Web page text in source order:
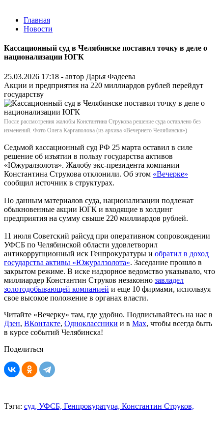
Главная
Новости
Кассационный суд в Челябинске поставил точку в деле о
национализации ЮГК
25.03.2026 17:18 - автор Дарья Фадеева
Акции и предприятия на 220 миллиардов рублей перейдут
государству
После рассмотрения жалобы Константина Струкова решение суда оставлено без
изменений. Фото Олега Каргаполова (из архива «Вечернего Челябинска»)
Седьмой кассационный суд РФ 25 марта оставил в силе
решение об изъятии в пользу государства активов
«Южуралзолота». Жалобу экс-президента компании
Константина Струкова отклонили. Об этом «Вечерке»
сообщил источник в структурах.
По данным материалов суда, национализации подлежат
обыкновенные акции ЮГК и входящие в холдинг
предприятия на сумму свыше 220 миллиардов рублей.
11 июля Советский райсуд при оперативном сопровождении
УФСБ по Челябинской области удовлетворил
антикоррупционный иск Генпрокуратуры и обратил в доход
государства активы «Южуралзолота». Заседание прошло в
закрытом режиме. В иске надзорное ведомство указывало, что
миллиардер Константин Струков незаконно завладел
золотодобывающей компанией и еще 10 фирмами, используя
свое высокое положение в органах власти.
Читайте «Вечерку» там, где удобно. Подписывайтесь на нас в
Дзен, ВКонтакте, Одноклассники и в Max, чтобы всегда быть
в курсе событий Челябинска!
Поделиться
Тэги: суд, УФСБ, Генпрокуратура, Константин Струков,